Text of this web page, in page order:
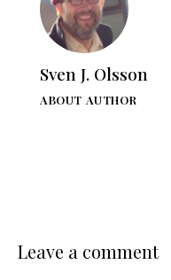
Sven J. Olsson
ABOUT AUTHOR
Leave a comment